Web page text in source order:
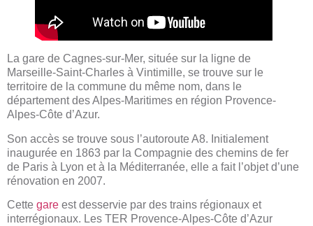
La gare de Cagnes-sur-Mer, située sur la ligne de
Marseille-Saint-Charles à Vintimille, se trouve sur le
territoire de la commune du même nom, dans le
département des Alpes-Maritimes en région Provence-
Alpes-Côte d’Azur.
Son accès se trouve sous l’autoroute A8. Initialement
inaugurée en 1863 par la Compagnie des chemins de fer
de Paris à Lyon et à la Méditerranée, elle a fait l’objet d’une
rénovation en 2007.
Cette gare est desservie par des trains régionaux et
interrégionaux. Les TER Provence-Alpes-Côte d’Azur